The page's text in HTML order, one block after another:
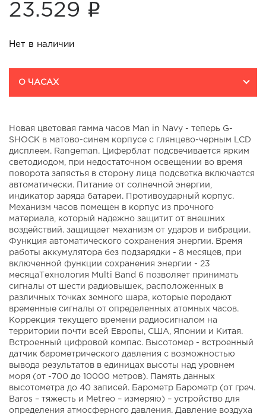
23.529 i
Нет в наличии
О ЧАСАХ
Новая цветовая гамма часов Man in Navy - теперь G-
SHOCK в матово-синем корпусе с глянцево-черным LCD
дисплеем. Rangeman. Циферблат подсвечивается ярким
светодиодом, при недостаточном освещении во время
поворота запястья в сторону лица подсветка включается
автоматически. Питание от солнечной энергии,
индикатор заряда батареи. Противоударный корпус.
Механизм часов помещен в корпус из прочного
материала, который надежно защитит от внешних
воздействий. защищает механизм от ударов и вибрации.
Функция автоматического сохранения энергии. Время
работы аккумулятора без подзарядки - 8 месяцев, при
включенной функции сохранения энергии - 23
месяцаТехнология Multi Band 6 позволяет принимать
сигналы от шести радиовышек, расположенных в
различных точках земного шара, которые передают
временные сигналы от определенных атомных часов.
Коррекция текущего времени радиосигналом на
территории почти всей Европы, США, Японии и Китая.
Встроенный цифровой компас. Высотомер - встроенный
датчик барометрического давления с возможностью
вывода результатов в единицах высоты над уровнем
моря (от -700 до 10000 метров). Память данных
высотометра до 40 записей. Барометр Барометр (от греч.
Baros – тяжесть и Metreo – измеряю) – устройство для
определения атмосферного давления. Давление воздуха